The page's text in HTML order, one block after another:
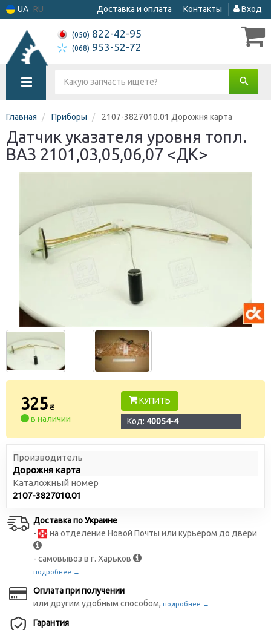
UA RU Доставка и оплата Контакты Вход
(050) 822-42-95
(068) 953-52-72
Главная Приборы 2107-3827010.01 Дорожня карта
Датчик указателя уровня топл.
ВАЗ 2101,03,05,06,07 <ДК>
325₴
в наличии
КУПИТЬ
Код: 40054-4
Производитель
Дорожня карта
Каталожный номер
2107-3827010.01
Доставка по Украине
-
на отделение Новой Почты или курьером до двери
- самовывоз в г. Харьков
подробнее →
Оплата при получении
или другим удобным способом, подробнее →
Гарантия